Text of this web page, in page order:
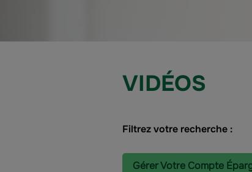
VIDÉOS
Filtrez votre recherche :
Gérer Votre Compte